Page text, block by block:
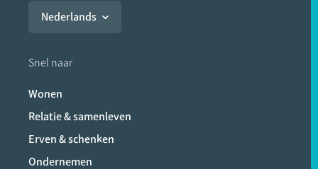
Nederlands
Snel naar
Wonen
Relatie & samenleven
Erven & schenken
Ondernemen